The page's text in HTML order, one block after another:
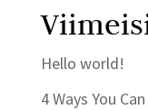
Hello world!
4 Ways You